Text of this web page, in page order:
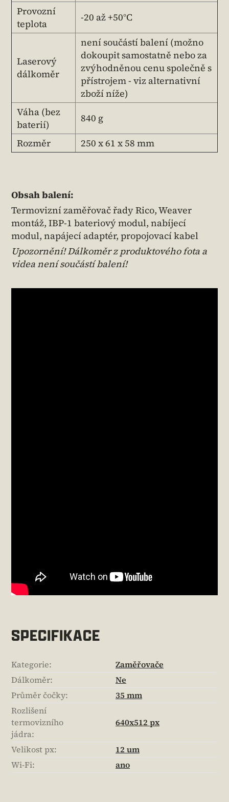
Provozní
teplota
-20 až +50°C
Laserový
dálkoměr
není součástí balení (možno
dokoupit samostatně nebo za
zvýhodněnou cenu společně s
přístrojem - viz alternativní
zboží níže)
Váha (bez
baterií)
840 g
Rozměr
250 x 61 x 58 mm
Obsah balení:
Termovizní zaměřovač řady Rico, Weaver
montáž, IBP-1 bateriový modul, nabíjecí
modul, napájecí adaptér, propojovací kabel
Upozornění! Dálkoměr z produktového fota a
videa není součástí balení!
SPECIFIKACE
Kategorie:
Zaměřovače
Dálkoměr:
Ne
Průměr čočky:
35 mm
Rozlišení
termovizního
jádra:
640x512 px
Velikost px:
12 um
Wi-Fi: ano